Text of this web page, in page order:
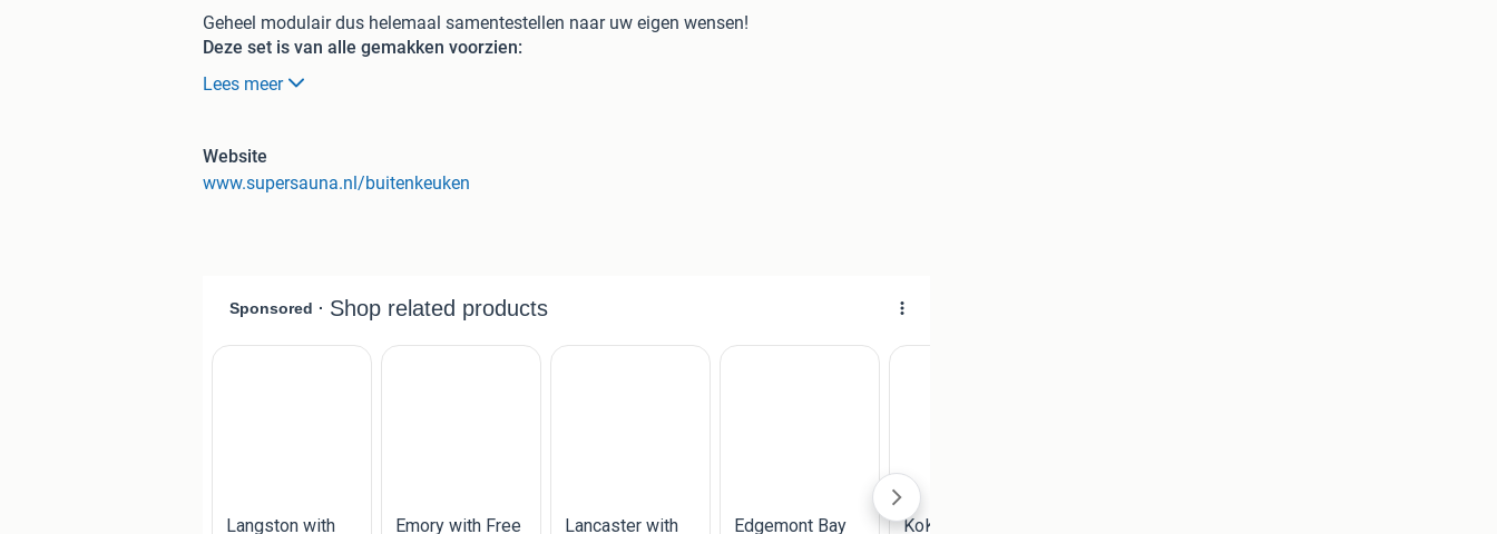
Geheel modulair dus helemaal samentestellen naar uw eigen wensen!
Deze set is van alle gemakken voorzien:
grillresultaat.
Koelkast:
kraan.
Opbergruimte:Veel kastruimte en een ruim werkblad.
GrillNest buitenkeukensd zijn exclusief te zien in de winkels van SuperSauna. Kom kijken, de
kwaliteit en mogelijkheden zijn geweldig!
Lees meer
Website
www.supersauna.nl/buitenkeuken